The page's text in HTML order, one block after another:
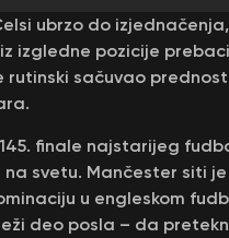
ubrzo do
izgledne pozicije
rutinski sačuvao
finale najstarijeg
svetu. Mančester siti
u engleskom
deo posla – da